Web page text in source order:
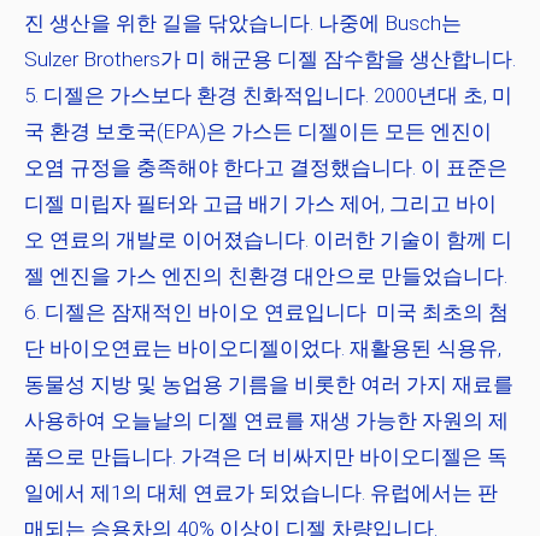
진 생산을 위한 길을 닦았습니다. 나중에 Busch는
Sulzer Brothers가 미 해군용 디젤 잠수함을 생산합니다.
디젤은 가스보다 환경 친화적입니다. 2000년대 초, 미
국 환경 보호국(EPA)은 가스든 디젤이든 모든 엔진이
오염 규정을 충족해야 한다고 결정했습니다. 이 표준은
디젤 미립자 필터와 고급 배기 가스 제어, 그리고 바이
오 연료의 개발로 이어졌습니다. 이러한 기술이 함께 디
젤 엔진을 가스 엔진의 친환경 대안으로 만들었습니다.
디젤은 잠재적인 바이오 연료입니다 미국 최초의 첨
단 바이오연료는 바이오디젤이었다. 재활용된 식용유,
동물성 지방 및 농업용 기름을 비롯한 여러 가지 재료를
사용하여 오늘날의 디젤 연료를 재생 가능한 자원의 제
품으로 만듭니다. 가격은 더 비싸지만 바이오디젤은 독
일에서 제1의 대체 연료가 되었습니다. 유럽에서는 판
매되는 승용차의 40% 이상이 디젤 차량입니다.